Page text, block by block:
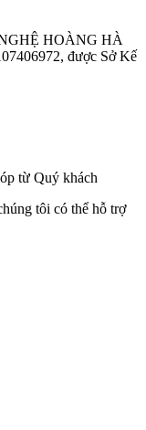
HOÀNG HÀ
được Sở Kế
từ Quý khách
tôi có thể hỗ trợ